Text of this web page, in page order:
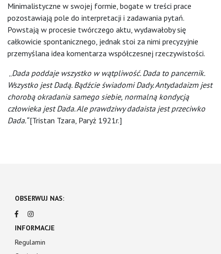
Minimalistyczne w swojej formie, bogate w treści prace
pozostawiają pole do interpretacji i zadawania pytań.
Powstają w procesie twórczego aktu, wydawałoby się
całkowicie spontanicznego, jednak stoi za nimi precyzyjnie
przemyślana idea komentarza współczesnej rzeczywistości.
„Dada poddaje wszystko w wątpliwość. Dada to pancernik.
Wszystko jest Dadą. Bądźcie świadomi Dady. Antydadaizm jest
chorobą okradania samego siebie, normalną kondycją
człowieka jest Dada. Ale prawdziwy dadaista jest przeciwko
Dada.“[Tristan Tzara, Paryż 1921r.]
OBSERWUJ NAS:
INFORMACJE
Regulamin